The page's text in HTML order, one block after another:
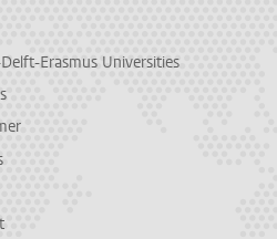
Erasmus Universities